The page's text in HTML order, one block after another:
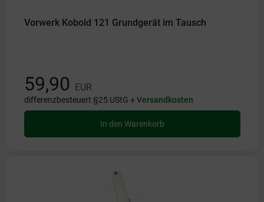
Vorwerk Kobold 121 Grundgerät im Tausch
59,90 EUR
differenzbesteuert §25 UStG +Versandkosten
In den Warenkorb